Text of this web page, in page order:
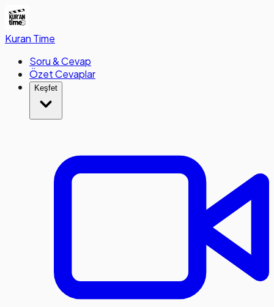
Kuran Time
Soru & Cevap
Özet Cevaplar
Keşfet